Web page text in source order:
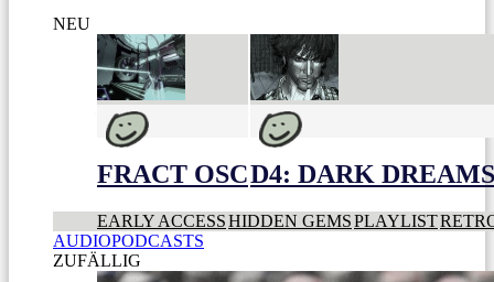
NEU
FRACT OSCD4: DARK
EARLY ACCESSHIDDEN GEMSPLAYLIST
AUDIOPODCASTS
ZUFÄLLIG